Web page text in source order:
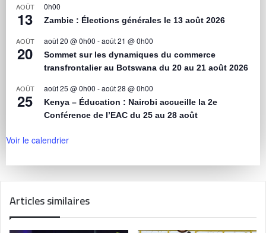
AOÛT
13
0h00
Zambie : Élections générales le 13 août 2026
AOÛT
20
août 20 @ 0h00 -août 21 @ 0h00
Sommet sur les dynamiques du commerce
transfrontalier au Botswana du 20 au 21 août 2026
AOÛT
25
août 25 @ 0h00 -août 28 @ 0h00
Kenya – Éducation : Nairobi accueille la 2e
Conférence de l’EAC du 25 au 28 août
Voir le calendrier
Articles similaires